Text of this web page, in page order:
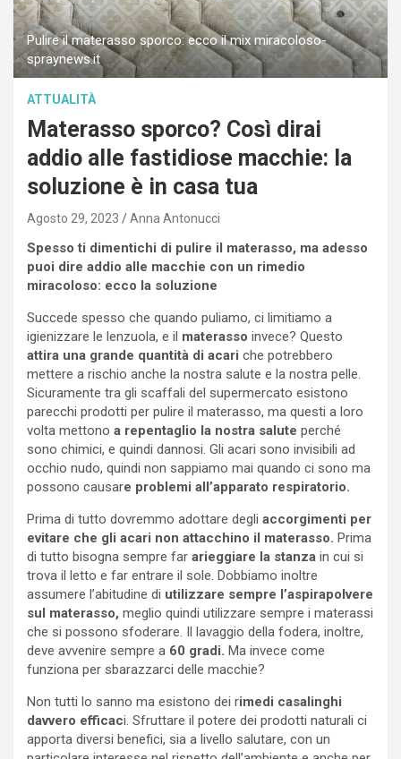
Pulire il materasso sporco: ecco il mix miracoloso-
spraynews.it
ATTUALITÀ
Materasso sporco? Così dirai
addio alle fastidiose macchie: la
soluzione è in casa tua
Agosto 29, 2023 Anna Antonucci
Spesso ti dimentichi di pulire il materasso, ma adesso
puoi dire addio alle macchie con un rimedio
miracoloso: ecco la soluzione
Succede spesso che quando puliamo, ci limitiamo a
igienizzare le lenzuola, e il materasso invece? Questo
attira una grande quantità di acari che potrebbero
mettere a rischio anche la nostra salute e la nostra pelle.
Sicuramente tra gli scaffali del supermercato esistono
parecchi prodotti per pulire il materasso, ma questi a loro
volta mettono a repentaglio la nostra salute perché
sono chimici, e quindi dannosi. Gli acari sono invisibili ad
occhio nudo, quindi non sappiamo mai quando ci sono ma
possono causare problemi all’apparato respiratorio.
Prima di tutto dovremmo adottare degli accorgimenti per
evitare che gli acari non attacchino il materasso. Prima
di tutto bisogna sempre far arieggiare la stanza in cui si
trova il letto e far entrare il sole. Dobbiamo inoltre
assumere l’abitudine di utilizzare sempre l’aspirapolvere
sul materasso, meglio quindi utilizzare sempre i materassi
che si possono sfoderare. Il lavaggio della fodera, inoltre,
deve avvenire sempre a 60 gradi. Ma invece come
funziona per sbarazzarci delle macchie?
Non tutti lo sanno ma esistono dei rimedi casalinghi
davvero efficaci. Sfruttare il potere dei prodotti naturali ci
apporta diversi benefici, sia a livello salutare, con un